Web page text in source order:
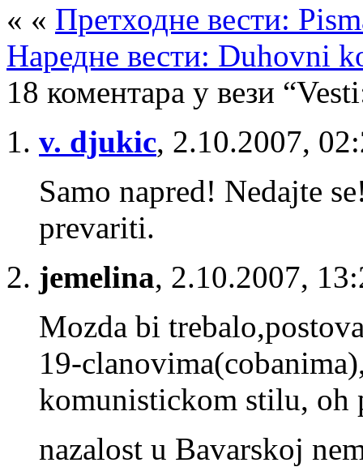
« « Претходне вести:
Наредне вести: Duhovni
18 коментара у вези
v. djukic, 2.10.2007,
Samo napred! Nedajte
prevariti.
jemelina, 2.10.2007,
Mozda bi
19-
komunistickom stilu, oh
nazalost u Bavarskoj